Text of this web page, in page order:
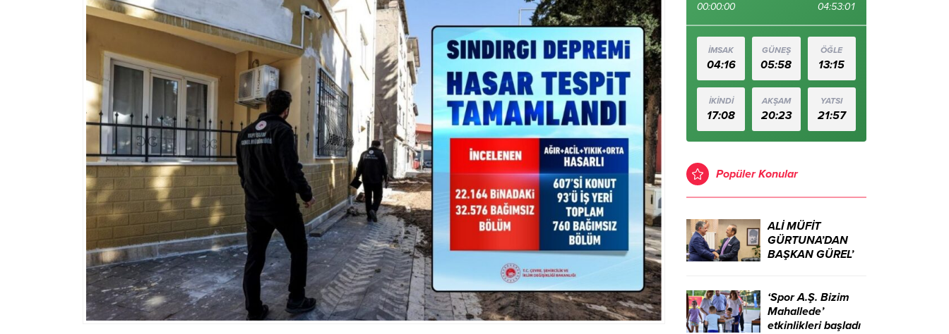
00:00:00
04:53:00
İMSAK
04:16
GÜNEŞ
05:58
ÖĞLE
13:15
İKİNDİ
17:08
AKŞAM
20:23
YATSI
21:57
Popüler Konular
ALİ MÜFİT
GÜRTUNA’DAN
BAŞKAN GÜREL’
‘Spor A.Ş. Bizim
Mahallede’
etkinlikleri başladı